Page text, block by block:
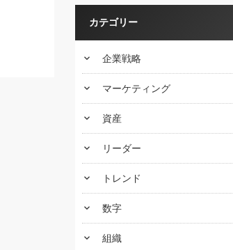
カテゴリー
keyboard_arrow_down 企業戦略
keyboard_arrow_down マーケティング
keyboard_arrow_down 資産
keyboard_arrow_down リーダー
keyboard_arrow_down トレンド
keyboard_arrow_down 数字
keyboard_arrow_down 組織